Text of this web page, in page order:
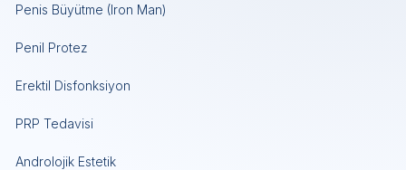
Penis Büyütme (Iron Man)
Penil Protez
Erektil Disfonksiyon
PRP Tedavisi
Androlojik Estetik